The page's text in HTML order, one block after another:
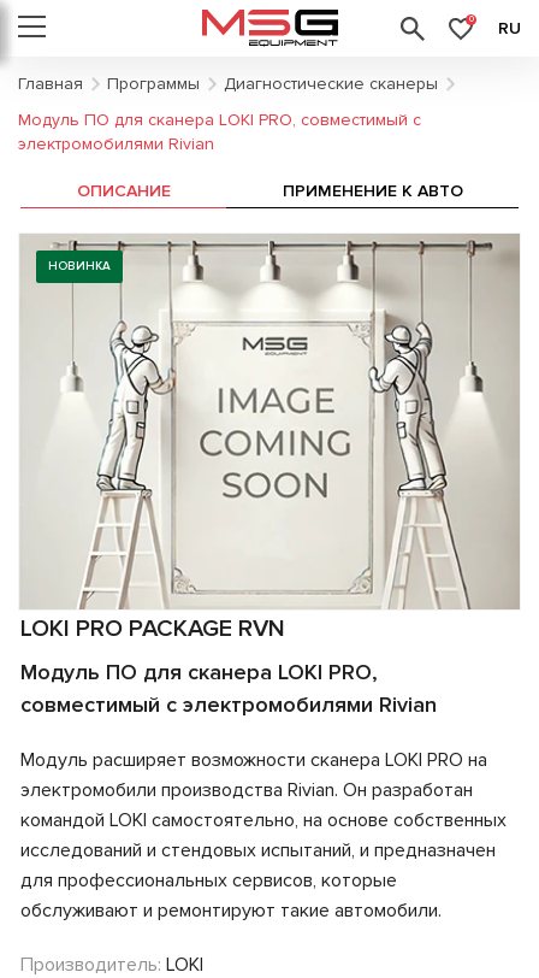
0 RU
Главная Программы
Диагностические сканеры
Модуль ПО для сканера LOKI PRO, совместимый с
электромобилями Rivian
НОВИНКА
LOKI PRO PACKAGE RVN
Модуль ПО для сканера LOKI PRO,
совместимый с электромобилями Rivian
Модуль расширяет возможности сканера LOKI PRO на
электромобили производства Rivian. Он разработан
командой LOKI самостоятельно, на основе собственных
исследований и стендовых испытаний, и предназначен
для профессиональных сервисов, которые
обслуживают и ремонтируют такие автомобили.
Производитель: LOKI
ОПИСАНИЕ ПРИМЕНЕНИЕ К АВТО